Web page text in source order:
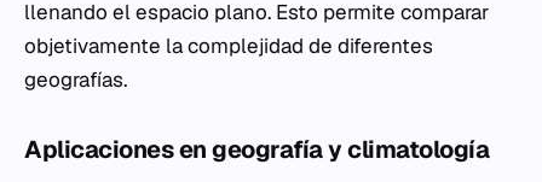
llenando el espacio plano. Esto permite comparar
objetivamente la complejidad de diferentes
geografías.
Aplicaciones en geografía y climatología